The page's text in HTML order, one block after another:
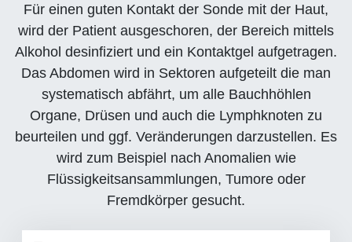
Für einen guten Kontakt der Sonde mit der Haut,
wird der Patient ausgeschoren, der Bereich mittels
Alkohol desinfiziert und ein Kontaktgel aufgetragen.
Das Abdomen wird in Sektoren aufgeteilt die man
systematisch abfährt, um alle Bauchhöhlen
Organe, Drüsen und auch die Lymphknoten zu
beurteilen und ggf. Veränderungen darzustellen. Es
wird zum Beispiel nach Anomalien wie
Flüssigkeitsansammlungen, Tumore oder
Fremdkörper gesucht.